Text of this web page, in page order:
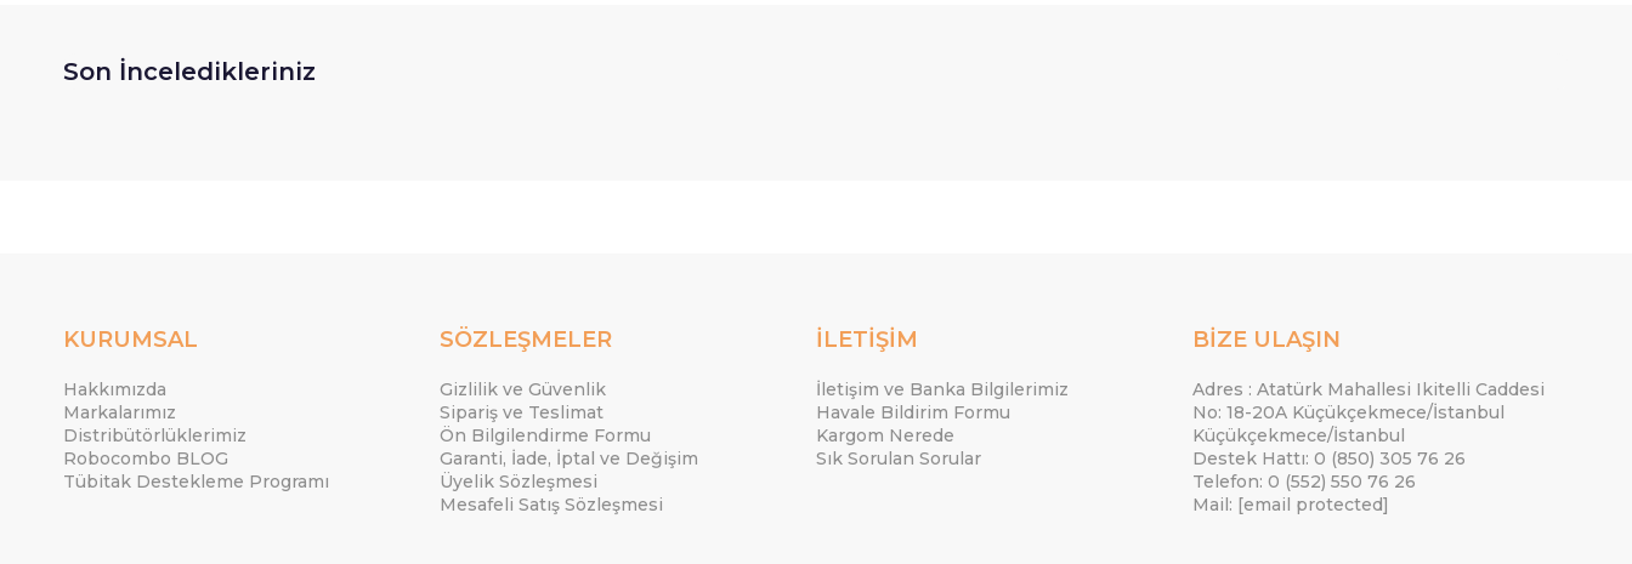
Son İnceledikleriniz
KURUMSAL
Hakkımızda
Markalarımız
Distribütörlüklerimiz
Robocombo BLOG
Tübitak Destekleme Programı
SÖZLEŞMELER
Gizlilik ve Güvenlik
Sipariş ve Teslimat
Ön Bilgilendirme Formu
Garanti, İade, İptal ve Değişim
Üyelik Sözleşmesi
Mesafeli Satış Sözleşmesi
İLETİŞİM
İletişim ve Banka Bilgilerimiz
Havale Bildirim Formu
Kargom Nerede
Sık Sorulan Sorular
BİZE ULAŞIN
Adres : Atatürk Mahallesi Ikitelli Caddesi
No: 18-20A Küçükçekmece/İstanbul
Küçükçekmece/İstanbul
Destek Hattı: 0 (850) 305 76 26
Telefon: 0 (552) 550 76 26
Mail: [email protected]